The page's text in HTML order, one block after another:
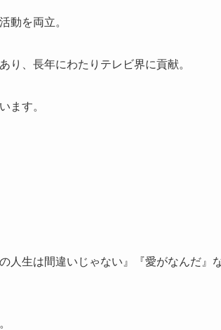
動を両立。
り、長年にわたりテレビ界に貢献。
ます。
人生は間違いじゃない』『愛がなんだ』